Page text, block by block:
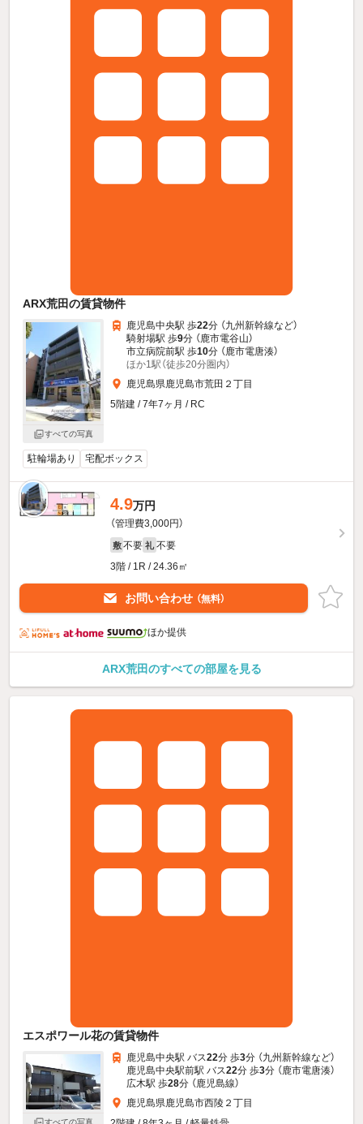
ARX荒田の賃貸物件
すべての写真
鹿児島中央駅 歩22分 （九州新幹線など）
騎射場駅 歩9分 （鹿市電谷山）
市立病院前駅 歩10分 （鹿市電唐湊）
ほか1駅（徒歩20分圏内）
鹿児島県鹿児島市荒田２丁目
5階建 / 7年7ヶ月 / RC
駐輪場あり 宅配ボックス
4.9万円
（管理費3,000円）
敷 不要 礼 不要
3階 / 1R / 24.36㎡
お問い合わせ （無料）
ほか提供
ARX荒田のすべての部屋を見る
エスポワール花の賃貸物件
鹿児島中央駅 バス22分 歩3分 （九州新幹線など）
鹿児島中央駅前駅 バス22分 歩3分 （鹿市電唐湊）
広木駅 歩28分 （鹿児島線）
鹿児島県鹿児島市西陵２丁目